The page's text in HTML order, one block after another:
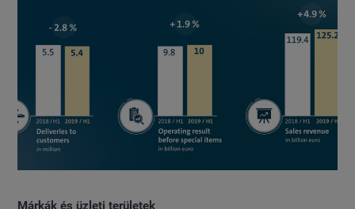
Márkák és üzleti területek